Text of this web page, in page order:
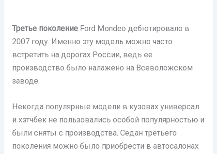
Третье поколение Ford Mondeo дебютировало в
2007 году. Именно эту модель можно часто
встретить на дорогах России, ведь ее
производство было налажено на Всеволожском
заводе.
Некогда популярные модели в кузовах универсал
и хэтчбек не пользовались особой популярностью и
были сняты с производства. Седан третьего
поколения можно было приобрести в автосалонах